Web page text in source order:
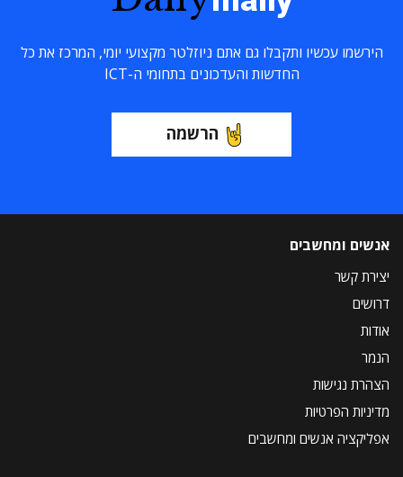
הירשמו עכשיו ותקבלו גם אתם ניוזלטר מקצועי יומי, המרכז את כל
החדשות והעדכונים בתחומי ה-ICT
הרשמה
אנשים ומחשבים
יצירת קשר
דרושים
אודות
הנמר
הצהרת נגישות
מדיניות הפרטיות
אפליקציה אנשים ומחשבים